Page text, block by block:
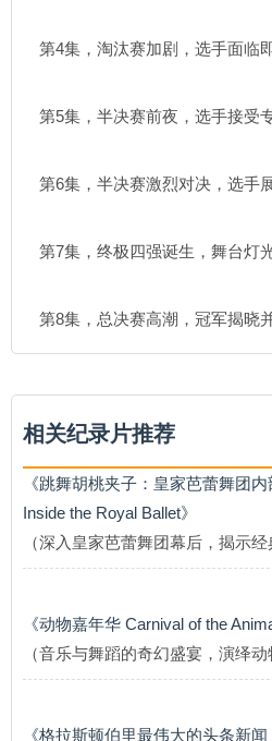
第4集，淘汰赛加剧，选手面临
第5集，半决赛前夜，选手接受
第6集，半决赛激烈对决，选手
第7集，终极四强诞生，舞台灯
第8集，总决赛高潮，冠军揭晓
相关纪录片推荐
《跳舞胡桃夹子：皇家芭蕾舞团
Inside the Royal Ballet》
（深入皇家芭蕾舞团幕后，揭示
《动物嘉年华 Carnival of the
（音乐与舞蹈的奇幻盛宴，演绎
《格拉斯顿伯里最伟大的头条新